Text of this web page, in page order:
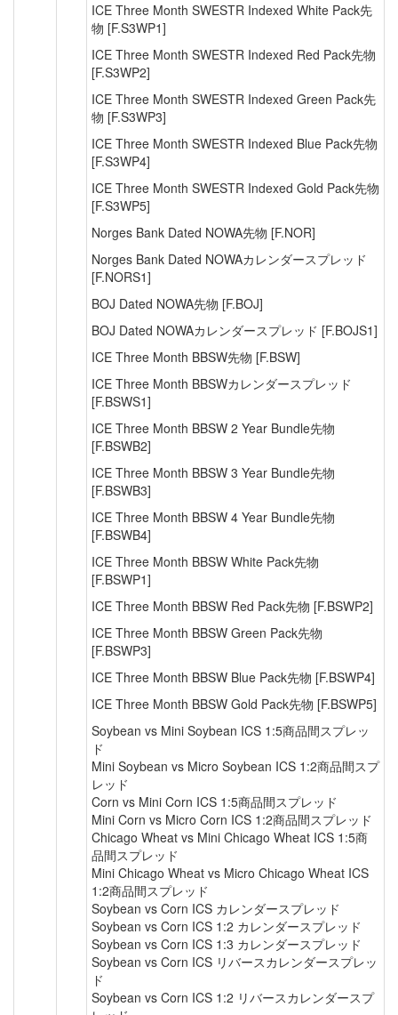
ICE Three Month SWESTR Indexed White Pack先
物 [F.S3WP1]
ICE Three Month SWESTR Indexed Red Pack先物
[F.S3WP2]
ICE Three Month SWESTR Indexed Green Pack先
物 [F.S3WP3]
ICE Three Month SWESTR Indexed Blue Pack先物
[F.S3WP4]
ICE Three Month SWESTR Indexed Gold Pack先物
[F.S3WP5]
Norges Bank Dated NOWA先物 [F.NOR]
Norges Bank Dated NOWAカレンダースプレッド
[F.NORS1]
BOJ Dated NOWA先物 [F.BOJ]
BOJ Dated NOWAカレンダースプレッド [F.BOJS1]
ICE Three Month BBSW先物 [F.BSW]
ICE Three Month BBSWカレンダースプレッド
[F.BSWS1]
ICE Three Month BBSW 2 Year Bundle先物
[F.BSWB2]
ICE Three Month BBSW 3 Year Bundle先物
[F.BSWB3]
ICE Three Month BBSW 4 Year Bundle先物
[F.BSWB4]
ICE Three Month BBSW White Pack先物
[F.BSWP1]
ICE Three Month BBSW Red Pack先物 [F.BSWP2]
ICE Three Month BBSW Green Pack先物
[F.BSWP3]
ICE Three Month BBSW Blue Pack先物 [F.BSWP4]
ICE Three Month BBSW Gold Pack先物 [F.BSWP5]
Soybean vs Mini Soybean ICS 1:5商品間スプレッ
ド
Mini Soybean vs Micro Soybean ICS 1:2商品間スプ
レッド
Corn vs Mini Corn ICS 1:5商品間スプレッド
Mini Corn vs Micro Corn ICS 1:2商品間スプレッド
Chicago Wheat vs Mini Chicago Wheat ICS 1:5商
品間スプレッド
Mini Chicago Wheat vs Micro Chicago Wheat ICS
1:2商品間スプレッド
Soybean vs Corn ICS カレンダースプレッド
Soybean vs Corn ICS 1:2 カレンダースプレッド
Soybean vs Corn ICS 1:3 カレンダースプレッド
Soybean vs Corn ICS リバースカレンダースプレッ
ド
Soybean vs Corn ICS 1:2 リバースカレンダースプ